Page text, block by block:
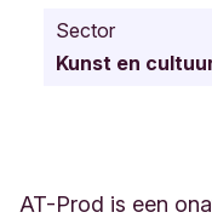
Sector
Kunst en
AT-Prod is een